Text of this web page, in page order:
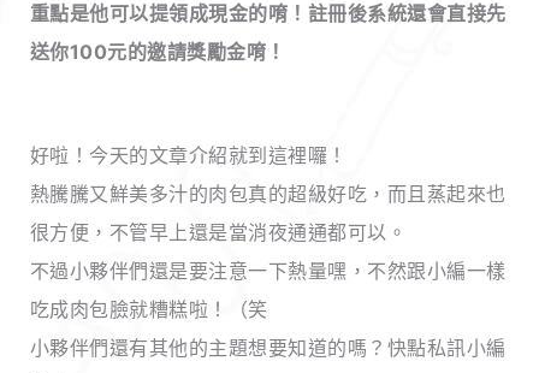
重點是他可以提領成現金的唷！註冊後系統還會直接先
送你100元的邀請獎勵金唷！
好啦！今天的文章介紹就到這裡囉！
熱騰騰又鮮美多汁的肉包真的超級好吃，而且蒸起來也
很方便，不管早上還是當消夜通通都可以。
不過小夥伴們還是要注意一下熱量嘿，不然跟小編一樣
吃成肉包臉就糟糕啦！（笑
小夥伴們還有其他的主題想要知道的嗎？快點私訊小編